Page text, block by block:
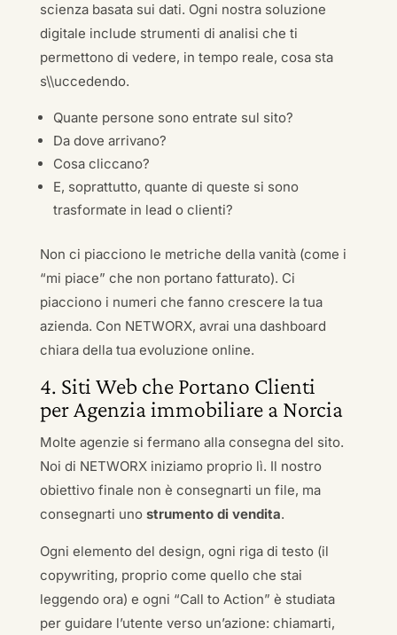
scienza basata sui dati. Ogni nostra soluzione
digitale include strumenti di analisi che ti
permettono di vedere, in tempo reale, cosa sta
s\\uccedendo.
Quante persone sono entrate sul sito?
Da dove arrivano?
Cosa cliccano?
E, soprattutto, quante di queste si sono
trasformate in lead o clienti?
Non ci piacciono le metriche della vanità (come i
“mi piace” che non portano fatturato). Ci
piacciono i numeri che fanno crescere la tua
azienda. Con NETWORX, avrai una dashboard
chiara della tua evoluzione online.
4. Siti Web che Portano Clienti
per Agenzia immobiliare a Norcia
Molte agenzie si fermano alla consegna del sito.
Noi di NETWORX iniziamo proprio lì. Il nostro
obiettivo finale non è consegnarti un file, ma
consegnarti uno strumento di vendita.
Ogni elemento del design, ogni riga di testo (il
copywriting, proprio come quello che stai
leggendo ora) e ogni “Call to Action” è studiata
per guidare l’utente verso un’azione: chiamarti,